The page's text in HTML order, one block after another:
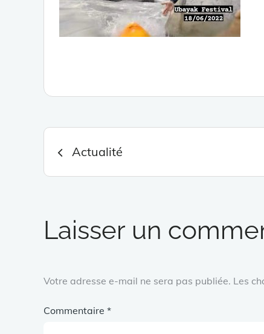
Navigation
de
l’article
Actualité
Laisser un
Votre adresse e-mail ne sera pas publiée. Les
Commentaire *